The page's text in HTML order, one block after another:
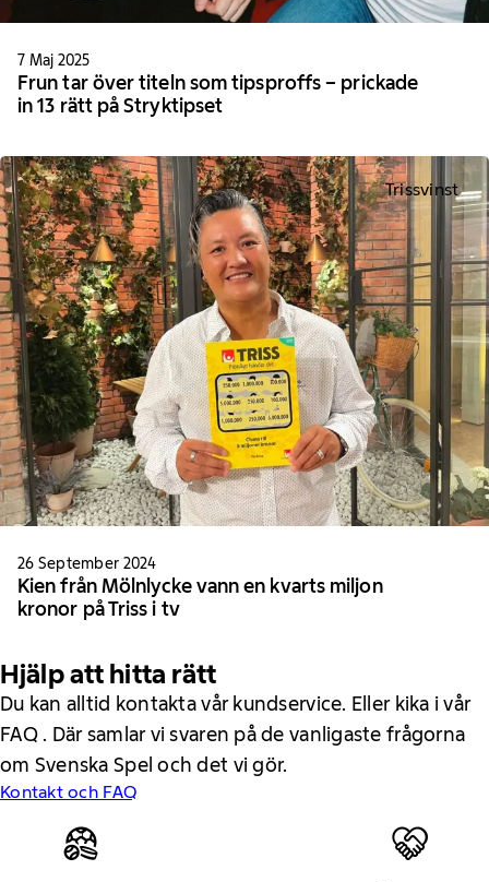
7 Maj 2025
Frun tar över titeln som tipsproffs – prickade
in 13 rätt på Stryktipset
Trissvinst
26 September 2024
Kien från Mölnlycke vann en kvarts miljon
kronor på Triss i tv
Hjälp att hitta rätt
Du kan alltid kontakta vår kundservice. Eller kika i vår
FAQ . Där samlar vi svaren på de vanligaste frågorna
om Svenska Spel och det vi gör.
Kontakt och FAQ